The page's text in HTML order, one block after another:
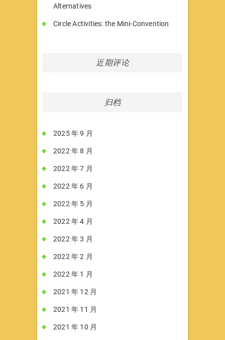
Alternatives
Circle Activities: the Mini-Convention
近期评论
归档
2025 年 9 月
2022 年 8 月
2022 年 7 月
2022 年 6 月
2022 年 5 月
2022 年 4 月
2022 年 3 月
2022 年 2 月
2022 年 1 月
2021 年 12 月
2021 年 11 月
2021 年 10 月